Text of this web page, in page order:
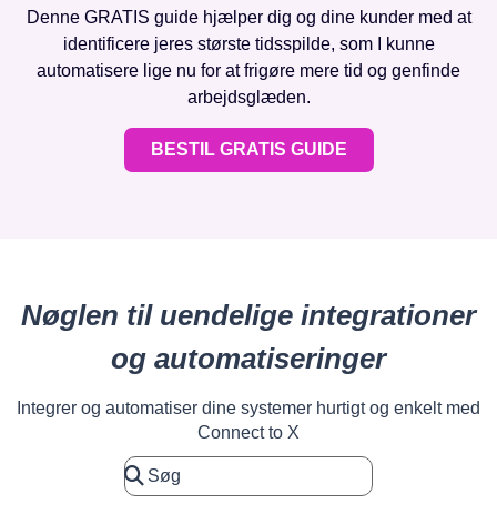
Denne GRATIS guide hjælper dig og dine kunder med at
identificere jeres største tidsspilde, som I kunne
automatisere lige nu for at frigøre mere tid og genfinde
arbejdsglæden.
BESTIL GRATIS GUIDE
Nøglen til uendelige integrationer
og automatiseringer
Integrer og automatiser dine systemer hurtigt og enkelt med
Connect to X